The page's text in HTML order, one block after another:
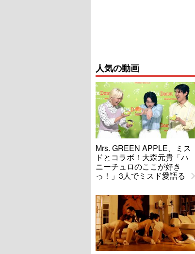
人気の動画
Mrs. GREEN APPLE、ミス
ドとコラボ！大森元貴「ハ
ニーチュロのここが好き
っ！」3人でミスド愛語る